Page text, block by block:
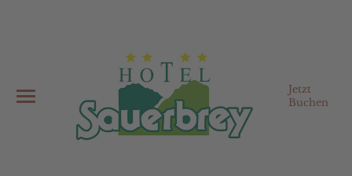
Jetzt
Buchen